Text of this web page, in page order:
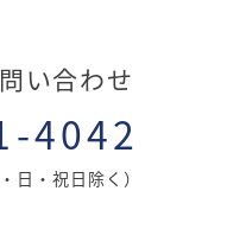
い合わせ
4042
・祝日除く）